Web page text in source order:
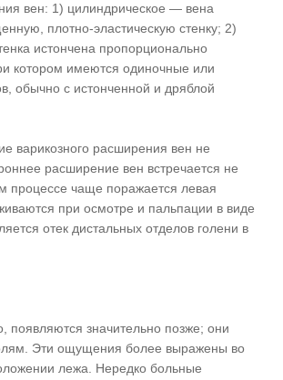
вен: 1) цилиндрическое — вена
плотно-эластическую стенку; 2)
истончена пропорционально
котором имеются одиночные или
обычно с истонченной и дряблой
варикозного расширения вен не
расширение вен встречается не
процессе чаще поражается левая
при осмотре и пальпации в виде
отек дистальных отделов голени в
появляются значительно позже; они
Эти ощущения более выражены во
лежа. Нередко больные